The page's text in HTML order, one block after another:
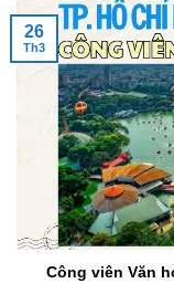
Công viên Văn
26
Th3